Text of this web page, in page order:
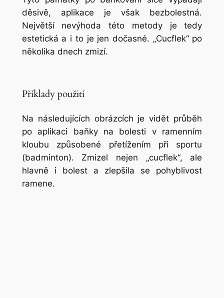
děsivě, aplikace je však bezbolestná.
Největší nevýhoda této metody je tedy
estetická a i to je jen dočasné. „Cucflek“ po
několika dnech zmizí.
Příklady použití
Na následujících obrázcích je vidět průběh
po aplikaci baňky na bolesti v ramenním
kloubu způsobené přetížením při sportu
(badminton). Zmizel nejen „cucflek“, ale
hlavně i bolest a zlepšila se pohyblivost
ramene.